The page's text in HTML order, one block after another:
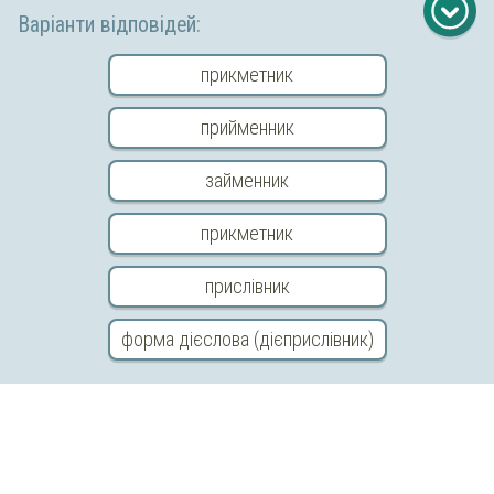
Варіанти відповідей:
прикметник
прийменник
займенник
прикметник
прислівник
форма дієслова (дієприслівник)
Copyright © 2026 «МійКлас»